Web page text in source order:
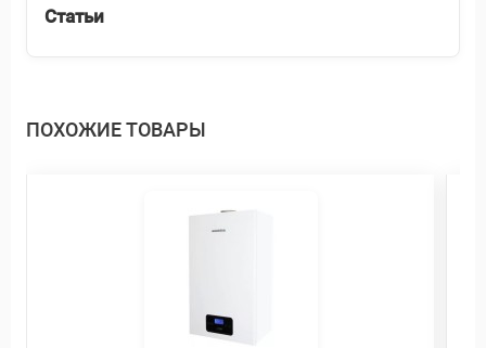
Статьи
ПОХОЖИЕ ТОВАРЫ